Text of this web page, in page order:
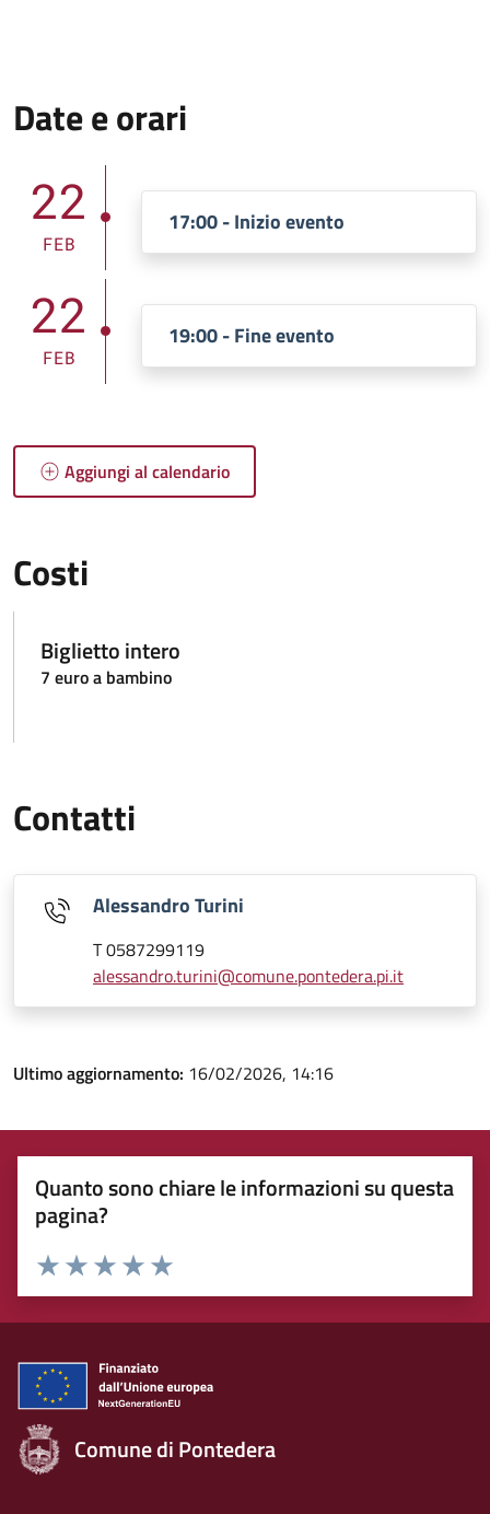
Date e orari
22
FEB
17:00 - Inizio evento
22
FEB
19:00 - Fine evento
Aggiungi al calendario
Costi
Biglietto intero
7 euro a bambino
Contatti
Alessandro Turini
T 0587299119
alessandro.turini@comune.pontedera.pi.it
Ultimo aggiornamento: 16/02/2026, 14:16
Quanto sono chiare le informazioni su questa
pagina?
Rating:
Valuta 5 stelle su 5
Valuta 4 stelle su 5
Valuta 3 stelle su 5
Valuta 2 stelle su 5
Valuta 1 stelle su 5
Comune di Pontedera